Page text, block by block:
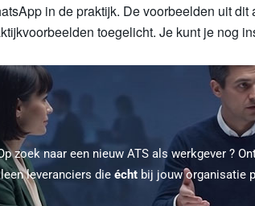
in de praktijk. De voorbeelden uit
toegelicht. Je kunt je nog
zoek naar een nieuw ATS als werkgever ?
leveranciers dieécht bij jouw organisatie